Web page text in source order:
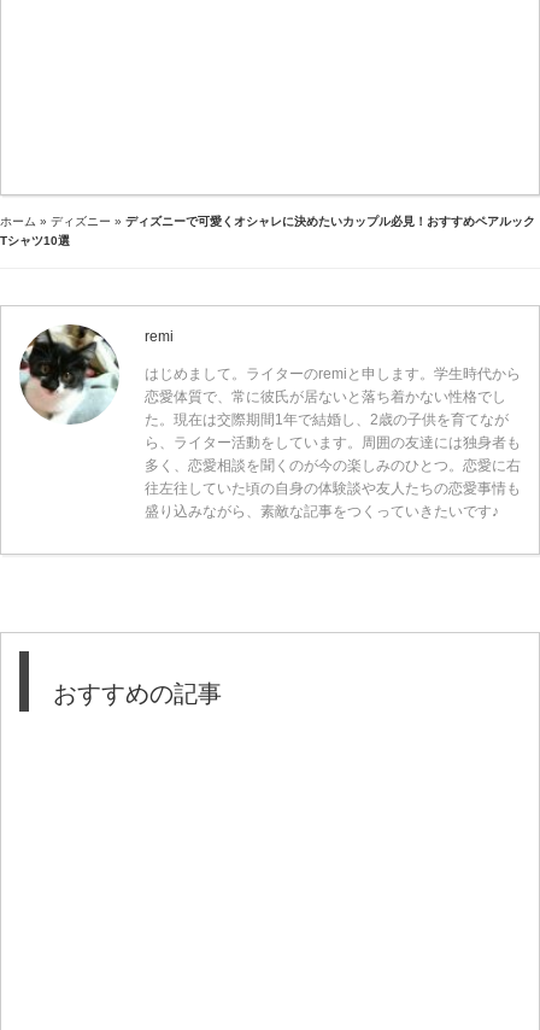
ホーム » ディズニー » ディズニーで可愛くオシャレに決めたいカップル必見！おすすめペアルック
Tシャツ10選
remi
はじめまして。ライターのremiと申します。学生時代から
恋愛体質で、常に彼氏が居ないと落ち着かない性格でし
た。現在は交際期間1年で結婚し、2歳の子供を育てなが
ら、ライター活動をしています。周囲の友達には独身者も
多く、恋愛相談を聞くのが今の楽しみのひとつ。恋愛に右
往左往していた頃の自身の体験談や友人たちの恋愛事情も
盛り込みながら、素敵な記事をつくっていきたいです♪
おすすめの記事